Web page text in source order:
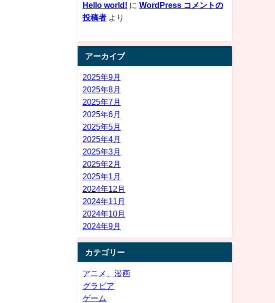
Hello world! に WordPress コメントの
投稿者より
アーカイブ
2025年9月
2025年8月
2025年7月
2025年6月
2025年5月
2025年4月
2025年3月
2025年2月
2025年1月
2024年12月
2024年11月
2024年10月
2024年9月
カテゴリー
アニメ、漫画
グラビア
ゲーム